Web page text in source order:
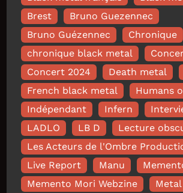
Brest
Bruno Guezennec
Bruno Guézennec
Chronique
chronique black metal
Concert 2024
Death metal
French black metal
Humans
Indépendant
Infern
LADLO
LB D
Lecture
Les Acteurs de l'Ombre
Live Report
Manu
Memento Mori Webzine
Metal